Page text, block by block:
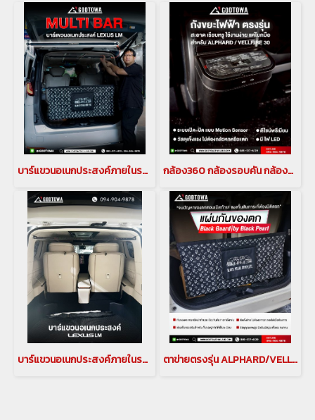
บาร์แขวนอเนกประสงค์ภายในรถ (MULTI BAR) สำหรับรถยนต์ ALPHARD/VELLFIRE รุ่นปี 2015-2021 บาร์แขวนอเนกประสงค์ภายในรถ มัลติบาร์ บาร์แขวานของในรถอัลพาร์ด เวลไฟร์ MULTI BAR ค้ำหลัง ไม้แขวน ที่แขวนของอัลพาร์ด ไม้แขวนเสื้ออัลพาร์ดสำหรับรถยนต์ ALPHARD/VELLFIRE(cop กล้อง360 กล้องรอบคัน กล้องอัลพาร์ด กล้องเวลไฟร์ กล้องติดรถยนต์อัลพาร์ด เวลไฟร์ กล้องอัลไพน์ HCE-C500 Top view camera alpine(copy)(copy)(copy)(copy)
บาร์แขวนอเนกประสงค์ภายในรถ (MULTI BAR) สำหรับรถยนต์ ALPHARD/VELLFIRE รุ่นปี 2015-2021 บาร์แขวนอเนกประสงค์ภายในรถ มัลติบาร์ บาร์แขวานของในรถอัลพาร์ด เวลไฟร์ MULTI BAR ค้ำหลัง ไม้แขวน ที่แขวนของอัลพาร์ด ไม้แขวนเสื้ออัลพาร์ดสำหรับรถยนต์ ALPHARD/VELLFIRE(cop ตาข่ายตรงรุ่น ALPHARD/VELLFIRE 20 2008-2014 และ ALPHARD/VELLFIRE 30 2015-2021 ตาข่ายเก็บของ พร้อมจุดยึด 6 จุด ตาข่ายกันของตก สำหรับ อัลพาร์ด เวลไฟร์ (ALPHARD/VELLFIRE)(copy)